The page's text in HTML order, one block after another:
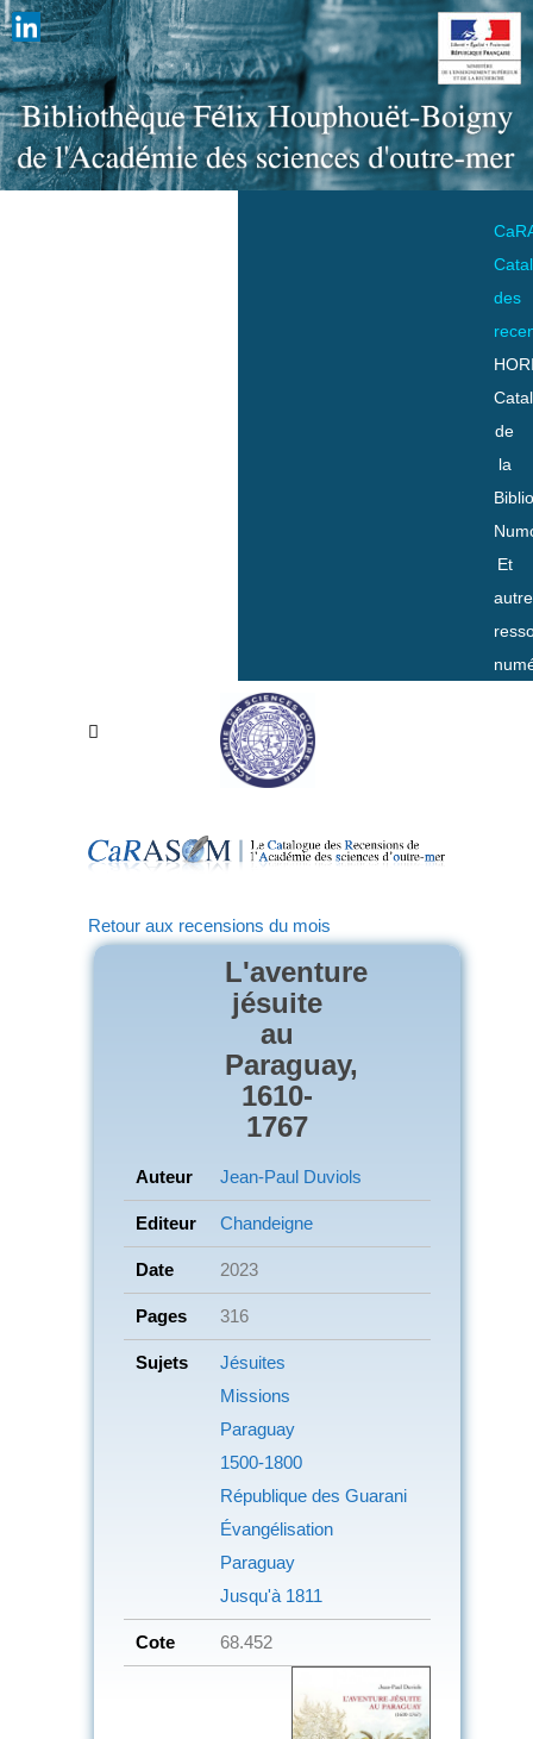
des
de
la
Et
Retour aux recensions du mois
L'aventure
jésuite
au
Paraguay,
1610-
1767
Auteur Jean-Paul Duviols
Editeur Chandeigne
Date 2023
Pages 316
Sujets
Jésuites
Missions
Paraguay
1500-1800
République des Guarani
Évangélisation
Paraguay
Jusqu'à 1811
Cote 68.452